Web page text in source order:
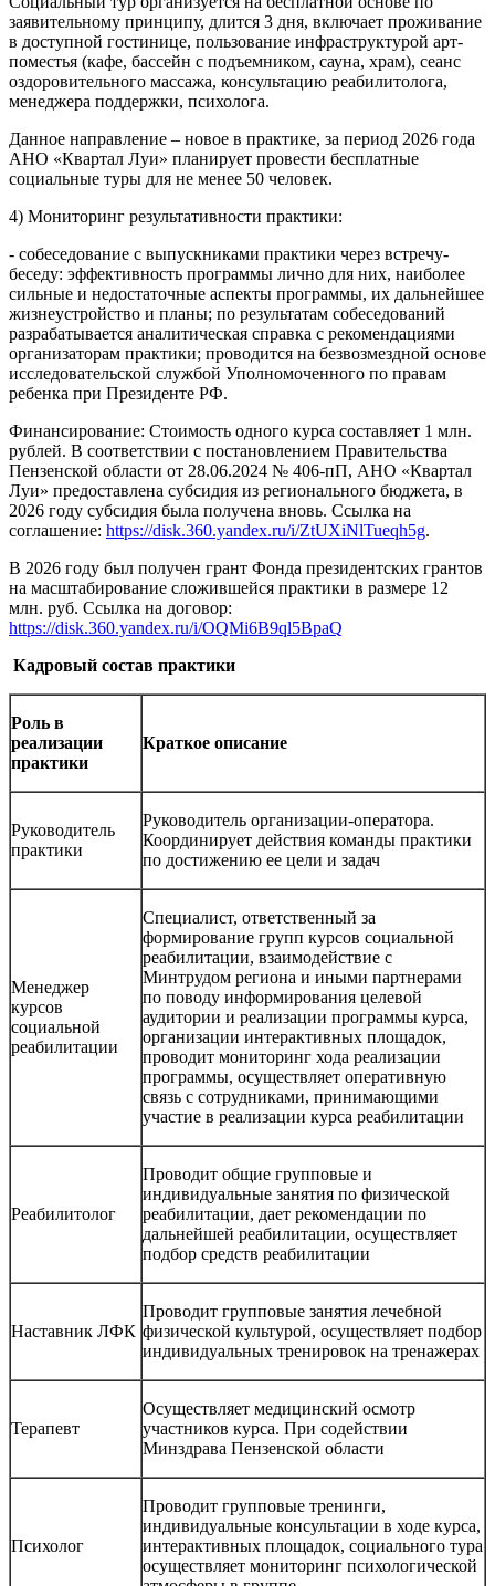
заявительному принципу, длится 3 дня, включает проживание
в доступной гостинице, пользование инфраструктурой арт-
поместья (кафе, бассейн с подъемником, сауна, храм), сеанс
оздоровительного массажа, консультацию реабилитолога,
менеджера поддержки, психолога.
Данное направление – новое в практике, за период 2026 года
АНО «Квартал Луи» планирует провести бесплатные
социальные туры для не менее 50 человек.
4) Мониторинг результативности практики:
- собеседование с выпускниками практики через встречу-
беседу: эффективность программы лично для них, наиболее
сильные и недостаточные аспекты программы, их дальнейшее
жизнеустройство и планы; по результатам собеседований
разрабатывается аналитическая справка с рекомендациями
организаторам практики; проводится на безвозмездной основе
исследовательской службой Уполномоченного по правам
ребенка при Президенте РФ.
Финансирование: Стоимость одного курса составляет 1 млн.
рублей. В соответствии с постановлением Правительства
Пензенской области от 28.06.2024 № 406-пП, АНО «Квартал
Луи» предоставлена субсидия из регионального бюджета, в
2026 году субсидия была получена вновь. Ссылка на
соглашение: https://disk.360.yandex.ru/i/ZtUXiNlTueqh5g.
В 2026 году был получен грант Фонда президентских грантов
на масштабирование сложившейся практики в размере 12
млн. руб. Ссылка на договор:
https://disk.360.yandex.ru/i/OQMi6B9ql5BpaQ
Кадровый состав практики
Роль в
реализации
практики
Краткое описание
Руководитель
практики
Руководитель организации-оператора.
Координирует действия команды практики
по достижению ее цели и задач
Менеджер
курсов
социальной
реабилитации
Специалист, ответственный за
формирование групп курсов социальной
реабилитации, взаимодействие с
Минтрудом региона и иными партнерами
по поводу информирования целевой
аудитории и реализации программы курса,
организации интерактивных площадок,
проводит мониторинг хода реализации
программы, осуществляет оперативную
связь с сотрудниками, принимающими
участие в реализации курса реабилитации
Реабилитолог
Проводит общие групповые и
индивидуальные занятия по физической
реабилитации, дает рекомендации по
дальнейшей реабилитации, осуществляет
подбор средств реабилитации
Наставник ЛФК
Проводит групповые занятия лечебной
физической культурой, осуществляет подбор
индивидуальных тренировок на тренажерах
Терапевт
Осуществляет медицинский осмотр
участников курса. При содействии
Минздрава Пензенской области
Психолог
Проводит групповые тренинги,
индивидуальные консультации в ходе курса,
интерактивных площадок, социального тура
осуществляет мониторинг психологической